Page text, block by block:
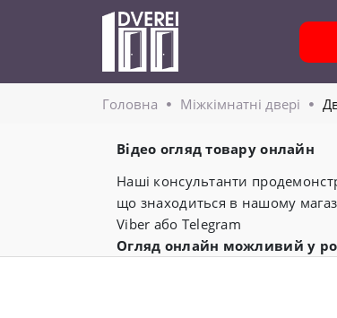
Головнa Міжкімнатні двері
Відео огляд товару онлайн
Наші консультанти
що знаходиться в нашому
Viber або Telegram
Огляд онлайн можливий у